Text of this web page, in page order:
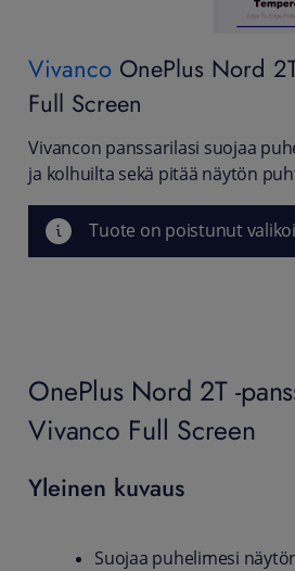
Vivanco OnePlus Nord
Full Screen
Vivancon panssarilasi suojaa
ja kolhuilta sekä pitää näytön
Tuote on poistunut
OnePlus Nord 2T -
Vivanco Full Screen
Yleinen kuvaus
Suojaa puhelimesi